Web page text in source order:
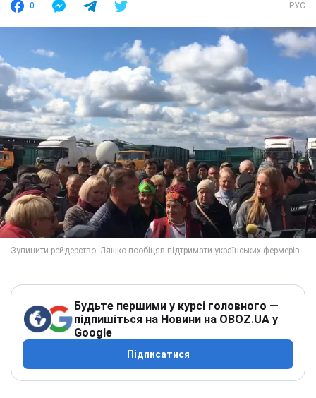
0 РУС
Будьте першими у курсі головного —
підпишіться на Новини на OBOZ.UA у
Google
Підписатися